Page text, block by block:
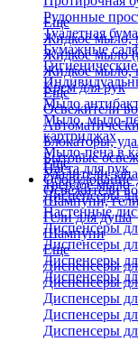
Рулонные
Туалетная
Бумажные
Еще
Жидкое мыло,
Жидкое мыло
Жидкое мыло,
Крем для рук
Мыло
Мыло, мыло-
картриджах
Мыло-пена в
Паста для рук
Твердое мыло
Шампуни,
Гели для душа
Шампуни
Еще
Освежители
Блокаторы,
Бытовые
Удалители
Освежители
Еще
Оборудование
Диспенсеры
Настенные
Диспенсеры
Диспенсеры
Диспенсеры
Диспенсеры
Еще
Диспенсеры
Диспенсеры
Диспенсеры
Диспенсеры
Диспенсеры